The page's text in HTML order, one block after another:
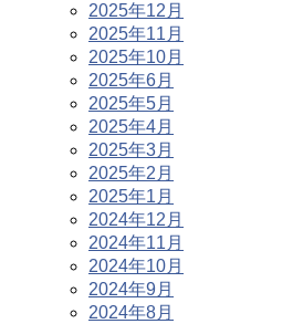
2025年12月
2025年11月
2025年10月
2025年6月
2025年5月
2025年4月
2025年3月
2025年2月
2025年1月
2024年12月
2024年11月
2024年10月
2024年9月
2024年8月